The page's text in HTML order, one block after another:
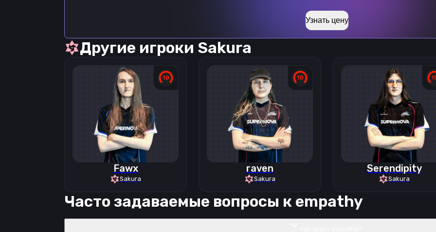
Узнать цену
Другие игроки Sakura
Fawx
Sakura
raven
Sakura
Serendipity
Sakura
Часто задаваемые вопросы к empathy